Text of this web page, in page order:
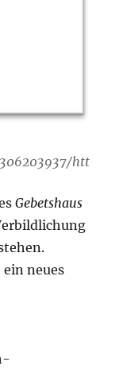
htt
Gebetshaus
neues